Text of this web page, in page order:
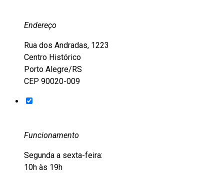
Endereço
Rua dos Andradas, 1223
Centro Histórico
Porto Alegre/RS
CEP 90020-009
Funcionamento
Segunda a sexta-feira:
10h às 19h